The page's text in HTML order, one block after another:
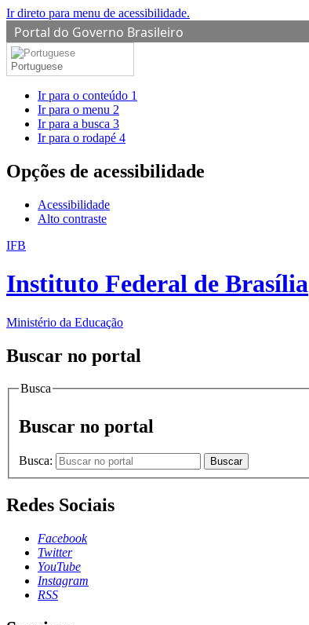
Ir direto para menu de acessibilidade.
Portal do Governo Brasileiro
Portuguese
Ir para o conteúdo 1
Ir para o menu 2
Ir para a busca 3
Ir para o rodapé 4
Opções de acessibilidade
Acessibilidade
Alto contraste
IFB
Instituto Federal de Brasília
Ministério da Educação
Buscar no portal
Busca
Buscar no portal
Busca: Buscar
Redes Sociais
Facebook
Twitter
YouTube
Instagram
RSS